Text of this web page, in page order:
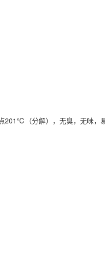
201℃（分解），无臭，无味，